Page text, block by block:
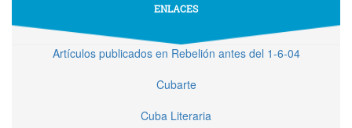
ENLACES
Artículos publicados en Rebelión antes del 1-6-04
Cubarte
Cuba Literaria